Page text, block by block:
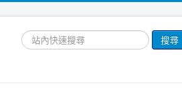
搜
尋
搜尋